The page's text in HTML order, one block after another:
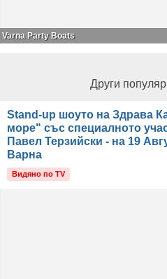
Varna Party Boats
Други
Stand-up шоуто на Здрава
море" със специалното
Павел Терзийски - на 19
Варна
Видяно по TV